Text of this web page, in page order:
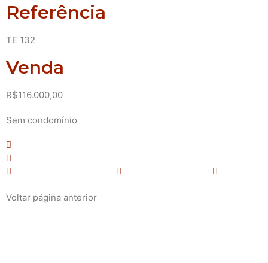
Referência
TE 132
Venda
R$116.000,00
Sem condomínio
Voltar página anterior